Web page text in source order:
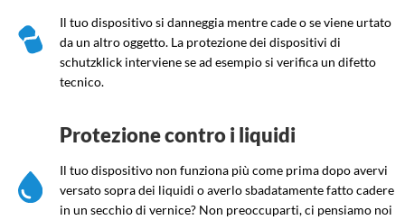
Il tuo dispositivo si danneggia mentre cade o se viene urtato
da un altro oggetto. La protezione dei dispositivi di
schutzklick interviene se ad esempio si verifica un difetto
tecnico.
Protezione contro i liquidi
Il tuo dispositivo non funziona più come prima dopo avervi
versato sopra dei liquidi o averlo sbadatamente fatto cadere
in un secchio di vernice? Non preoccuparti, ci pensiamo noi